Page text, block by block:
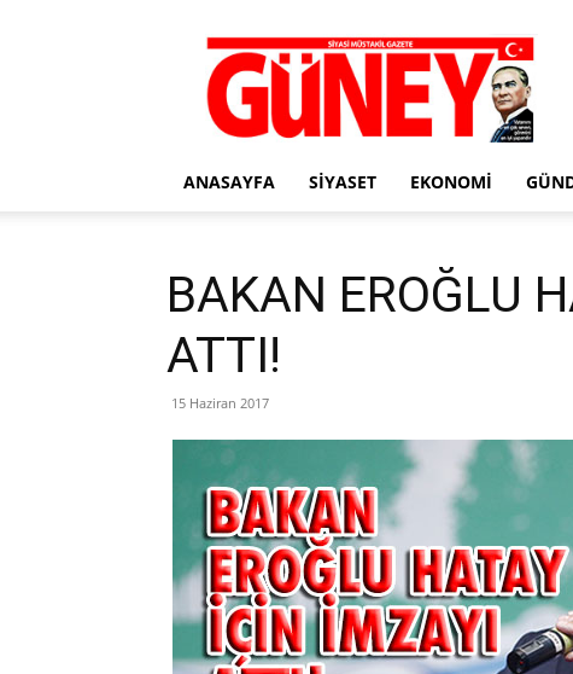
Gazete
Güney
ANASAYFA SIYASET EKONOMI
BAKAN EROĞLU
ATTI!
15 Haziran 2017